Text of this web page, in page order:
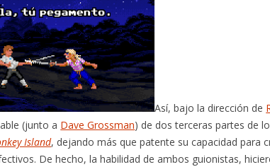
Así, bajo la dirección de
(junto a Dave Grossman) de dos terceras partes de
Island, dejando más que patente su capacidad para
De hecho, la habilidad de ambos guionistas,